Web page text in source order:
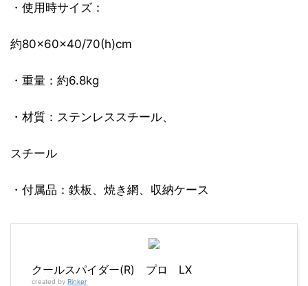
・使用時サイズ：
約80×60×40/70(h)cm
・重量：約6.8kg
・材質：ステンレススチール、
スチール
・付属品：鉄板、焼き網、収納ケース
クールスパイダー(R) プロ LX
created by Rinker